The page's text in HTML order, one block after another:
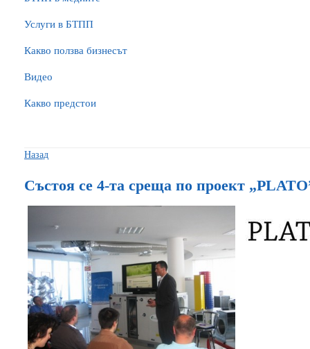
Услуги в БТПП
Какво ползва бизнесът
Видео
Какво предстои
Назад
Състоя се 4-та среща по проект